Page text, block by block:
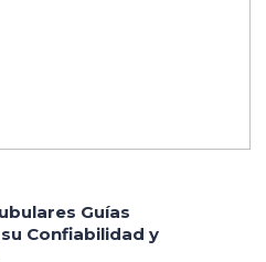
Guías
Confiabilidad y